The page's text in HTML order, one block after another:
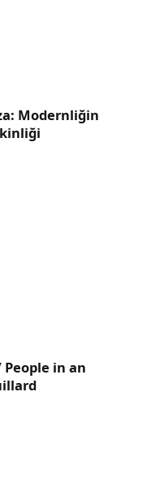
Modernliğin
in an